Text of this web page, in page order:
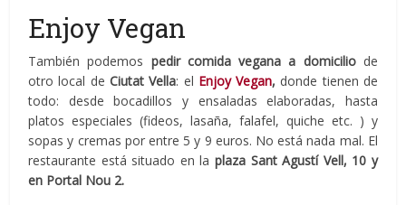
Enjoy Vegan
También podemos pedir comida vegana a domiciliode
otro local de Ciutat Vella: el Enjoy Vegan, donde tienen de
todo: desde bocadillos y ensaladas elaboradas, hasta
platos especiales (fideos, lasaña, falafel, quiche etc. ) y
sopas y cremas por entre 5 y 9 euros. No está nada mal. El
restaurante está situado en la plaza Sant Agustí Vell, 10 y
en Portal Nou 2.